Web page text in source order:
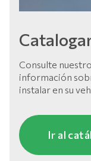
Consulte
información
instalar en su
Ir al